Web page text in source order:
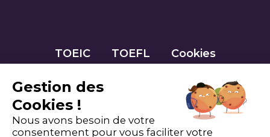
TOEIC TOEFL Cookies
Gestion des
Cookies !
Nous avons besoin de votre
consentement pour vous faciliter votre